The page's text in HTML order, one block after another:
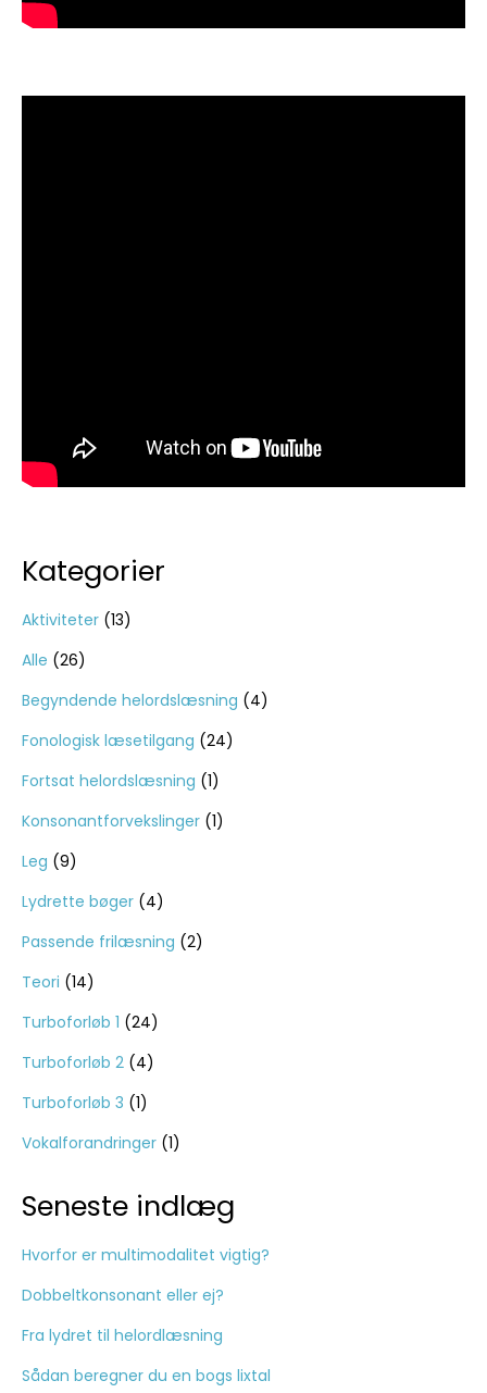
Kategorier
Aktiviteter (13)
Alle (26)
Begyndende helordslæsning (4)
Fonologisk læsetilgang (24)
Fortsat helordslæsning (1)
Konsonantforvekslinger (1)
Leg (9)
Lydrette bøger (4)
Passende frilæsning (2)
Teori (14)
Turboforløb 1 (24)
Turboforløb 2 (4)
Turboforløb 3 (1)
Vokalforandringer (1)
Seneste indlæg
Hvorfor er multimodalitet vigtig?
Dobbeltkonsonant eller ej?
Fra lydret til helordlæsning
Sådan beregner du en bogs lixtal